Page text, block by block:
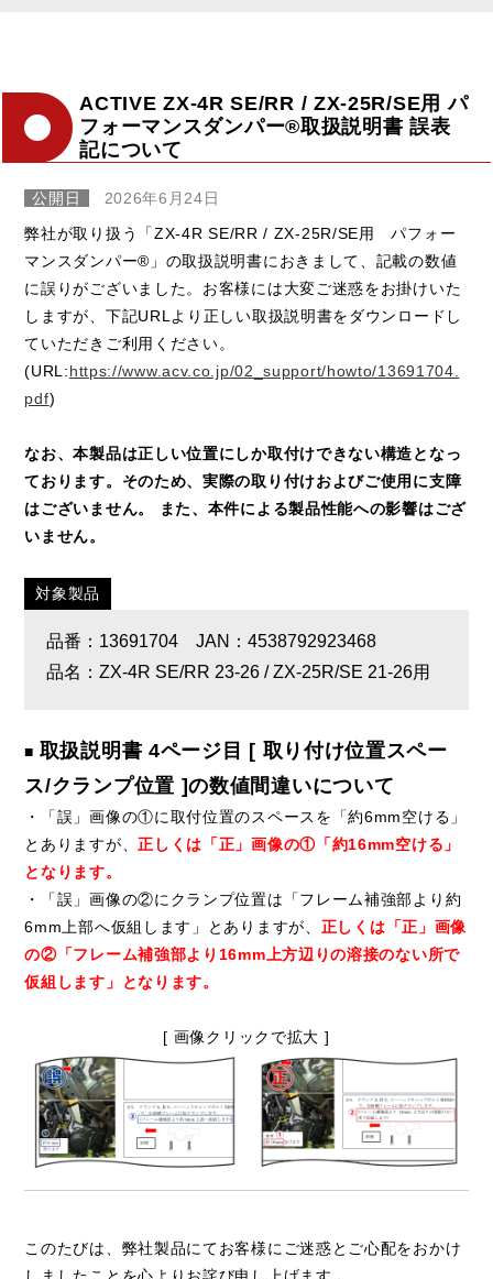
ACTIVE ZX-4R SE/RR / ZX-25R/SE用 パ
フォーマンスダンパー®取扱説明書 誤表
記について
公開日
2026年6月24日
弊社が取り扱う「ZX-4R SE/RR / ZX-25R/SE用 パフォー
マンスダンパー®」の取扱説明書におきまして、記載の数値
に誤りがございました。お客様には大変ご迷惑をお掛けいた
しますが、下記URLより正しい取扱説明書をダウンロードし
ていただきご利用ください。
(URL:https://www.acv.co.jp/02_support/howto/13691704.
pdf)
なお、本製品は正しい位置にしか取付けできない構造となっ
ております。そのため、実際の取り付けおよびご使用に支障
はございません。 また、本件による製品性能への影響はござ
いません。
対象製品
品番：13691704 JAN：4538792923468
品名：ZX-4R SE/RR 23-26 / ZX-25R/SE 21-26用
■ 取扱説明書 4ページ目 [ 取り付け位置スペー
ス/クランプ位置 ]の数値間違いについて
・「誤」画像の①に取付位置のスペースを「約6mm空ける」
とありますが、正しくは「正」画像の①「約16mm空ける」
となります。
・「誤」画像の②にクランプ位置は「フレーム補強部より約
6mm上部へ仮組します」とありますが、 正しくは「正」画像
の②「フレーム補強部より16mm上方辺りの溶接のない所で
仮組します」となります。
[ 画像クリックで拡大 ]
このたびは、弊社製品にてお客様にご迷惑とご心配をおかけ